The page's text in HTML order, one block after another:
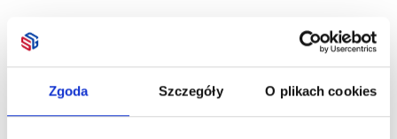
Zgoda Szczegóły O plikach cookies